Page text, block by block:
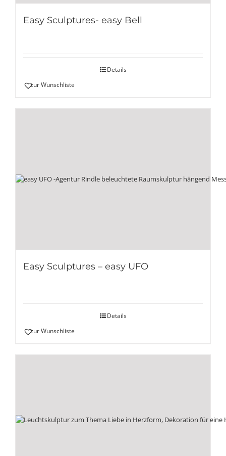
Easy Sculptures- easy Bell
Details
zur Wunschliste
Easy Sculptures – easy UFO
Details
zur Wunschliste